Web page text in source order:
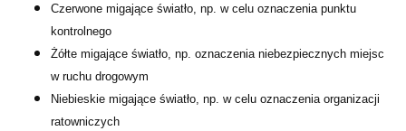
Czerwone migające światło, np. w celu oznaczenia punktu
kontrolnego
Żółte migające światło, np. oznaczenia niebezpiecznych miejsc
w ruchu drogowym
Niebieskie migające światło, np. w celu oznaczenia organizacji
ratowniczych